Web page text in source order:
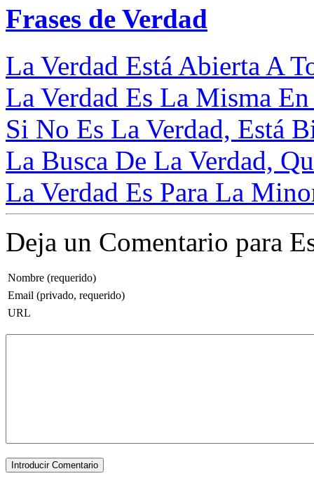
Frases de Verdad
La Verdad Está Abierta A
La Verdad Es La Misma En
Si No Es La Verdad, Está
La Busca De La Verdad,
La Verdad Es Para La
Deja un Comentario para
Nombre (requerido)
Email (privado, requerido)
URL